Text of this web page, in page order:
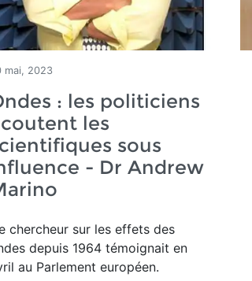
mai, 2023
: les politiciens
les
sous
- Dr Andrew
chercheur sur les effets des
depuis 1964 témoignait en
au Parlement européen.